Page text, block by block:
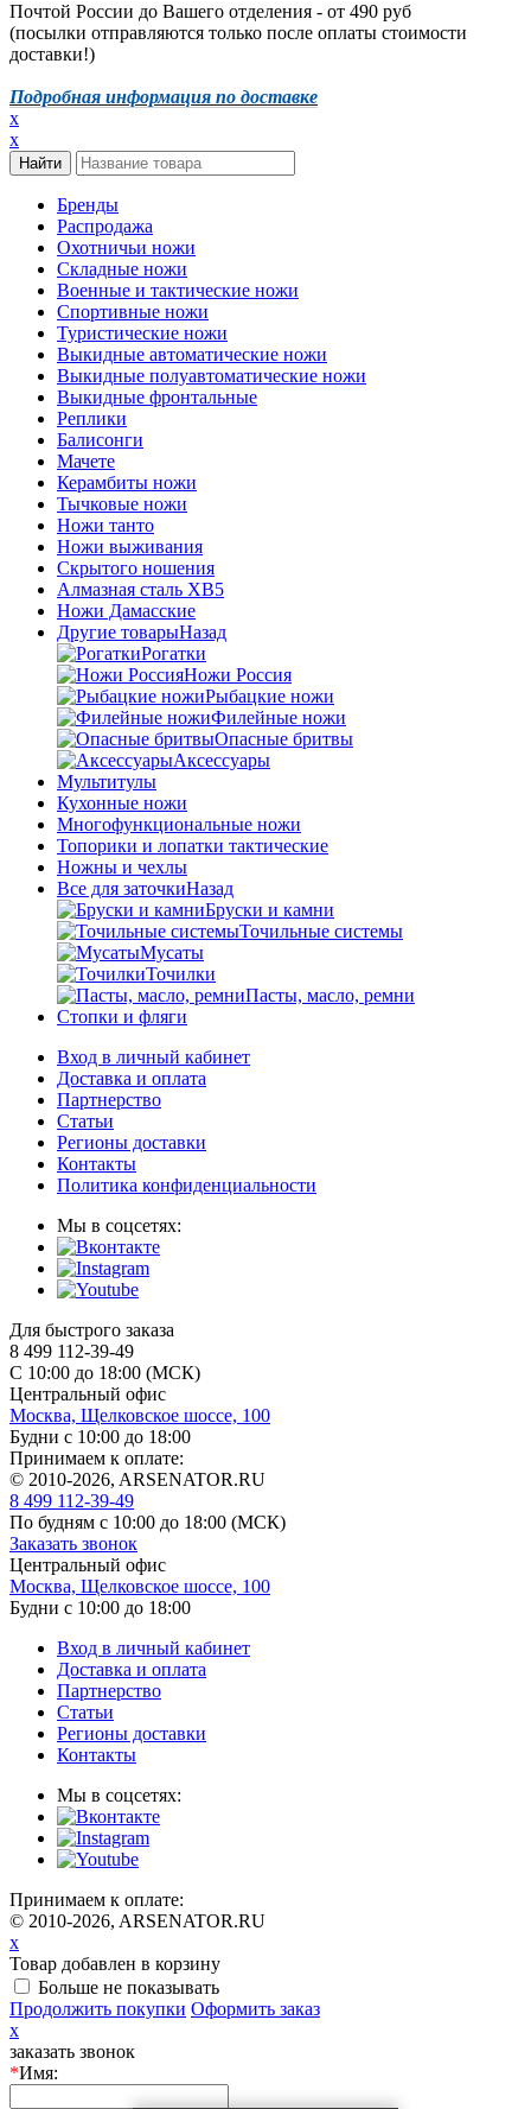
Почтой России до Вашего отделения - от 490 руб
(посылки отправляются только после оплаты стоимости
доставки!)
Подробная информация по доставке
x
x
Бренды
Распродажа
Охотничьи ножи
Складные ножи
Военные и тактические ножи
Спортивные ножи
Туристические ножи
Выкидные автоматические ножи
Выкидные полуавтоматические ножи
Выкидные фронтальные
Реплики
Балисонги
Мачете
Керамбиты ножи
Тычковые ножи
Ножи танто
Ножи выживания
Скрытого ношения
Алмазная сталь ХВ5
Ножи Дамасские
Другие товарыНазад
Рогатки
Ножи Россия
Рыбацкие ножи
Филейные ножи
Опасные бритвы
Аксессуары
Мультитулы
Кухонные ножи
Многофункциональные ножи
Топорики и лопатки тактические
Ножны и чехлы
Все для заточкиНазад
Бруски и камни
Точильные системы
Мусаты
Точилки
Пасты, масло, ремни
Стопки и фляги
Вход в личный кабинет
Доставка и оплата
Партнерство
Статьи
Регионы доставки
Контакты
Политика конфиденциальности
Мы в соцсетях:
Для быстрого заказа
8 499 112-39-49
С 10:00 до 18:00 (МСК)
Центральный офис
Москва, Щелковское шоссе, 100
Будни с 10:00 до 18:00
Принимаем к оплате:
© 2010-2026, ARSENATOR.RU
8 499 112-39-49
По будням с 10:00 до 18:00 (МСК)
Заказать звонок
Центральный офис
Москва, Щелковское шоссе, 100
Будни с 10:00 до 18:00
Вход в личный кабинет
Доставка и оплата
Партнерство
Статьи
Регионы доставки
Контакты
Мы в соцсетях:
Принимаем к оплате:
© 2010-2026, ARSENATOR.RU
x
Товар добавлен в корзину
Больше не показывать
Продолжить покупки Оформить заказ
x
заказать звонок
*Имя: